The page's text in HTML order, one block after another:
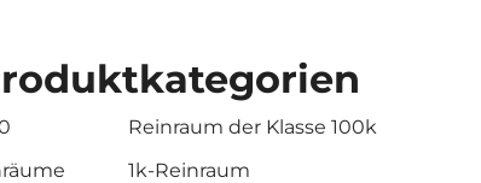
Reinraum der Klasse 100k
1k-Reinraum